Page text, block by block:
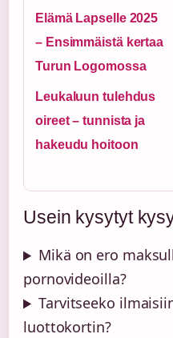
Elämä Lapselle 2025
– Ensimmäistä kertaa
Turun Logomossa
Leukaluun tulehdus
oireet – tunnista ja
hakeudu hoitoon
Usein kysytyt
Mikä on ero
pornovideoilla?
Tarvitseeko
luottokortin?